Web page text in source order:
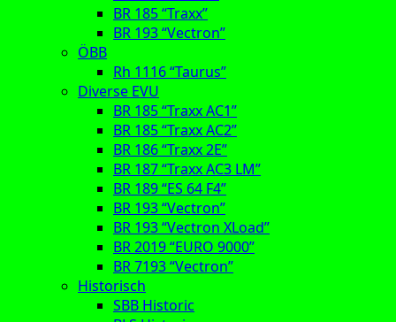
BR 185 “Traxx”
BR 193 “Vectron”
ÖBB
Rh 1116 “Taurus”
Diverse EVU
BR 185 “Traxx AC1”
BR 185 “Traxx AC2”
BR 186 “Traxx 2E”
BR 187 “Traxx AC3 LM”
BR 189 “ES 64 F4”
BR 193 “Vectron”
BR 193 “Vectron XLoad”
BR 2019 “EURO 9000”
BR 7193 “Vectron”
Historisch
SBB Historic